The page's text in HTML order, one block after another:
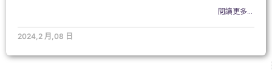
閱讀更多...
2024,2 月,08 日